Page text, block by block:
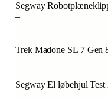
Segway
–
Trek Madone SL 7 Gen
Segway El løbehjul